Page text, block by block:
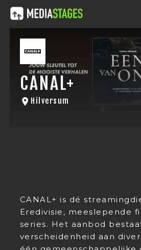
CANAL+
Hilversum
CANAL+ is dé
Eredivisie, meeslepende
series. Het aanbod
verscheidenheid aan